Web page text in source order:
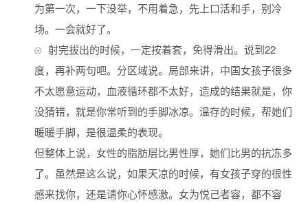
为第一次，一下没举，不用着急，先上口活和手，别冷
场。一会就好了。
射完拔出的时候，一定按着套，免得滑出。说到22
度，再补两句吧。分区域说。局部来讲，中国女孩子很多
不太愿意运动，血液循环都不太好，造成的结果就是，你
没猜错，就是你常听到的手脚冰凉。温存的时候，帮她们
暖暖手脚，是很温柔的表现。
但整体上说，女性的脂肪层比男性厚，她们比男的抗冻多
了。虽然是这么说，如果天凉的时候，有女孩子穿的很性
感来找你，还是请你心怀感激。女为悦己者容，都不容